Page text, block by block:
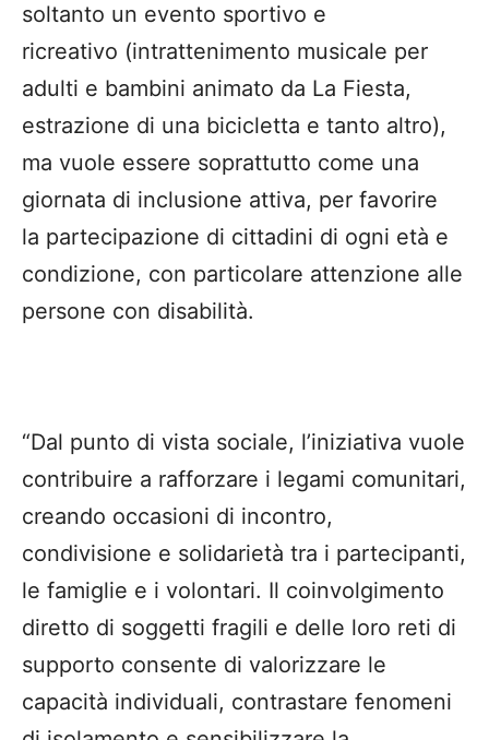
soltanto un evento sportivo e
ricreativo (intrattenimento musicale per
adulti e bambini animato da La Fiesta,
estrazione di una bicicletta e tanto altro),
ma vuole essere soprattutto come una
giornata di inclusione attiva, per favorire
la partecipazione di cittadini di ogni età e
condizione, con particolare attenzione alle
persone con disabilità.
“Dal punto di vista sociale, l’iniziativa vuole
contribuire a rafforzare i legami comunitari,
creando occasioni di incontro,
condivisione e solidarietà tra i partecipanti,
le famiglie e i volontari. Il coinvolgimento
diretto di soggetti fragili e delle loro reti di
supporto consente di valorizzare le
capacità individuali, contrastare fenomeni